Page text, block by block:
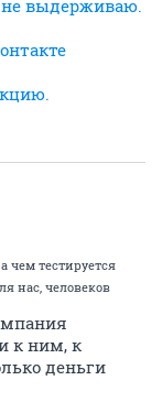
жаль
об
компании так
бы к людям
расчет! это